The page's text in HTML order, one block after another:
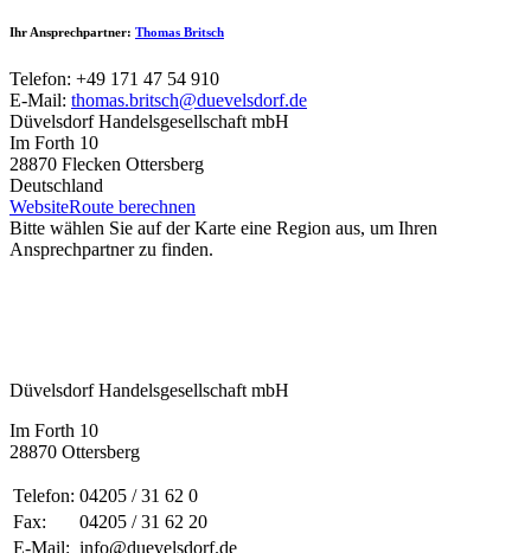
Ihr Ansprechpartner: Thomas Britsch
Telefon: +49 171 47 54 910
E-Mail: thomas.britsch@duevelsdorf.de
Düvelsdorf Handelsgesellschaft mbH
Im Forth 10
28870 Flecken Ottersberg
Deutschland
WebsiteRoute berechnen
Bitte wählen Sie auf der Karte eine Region aus, um Ihren
Ansprechpartner zu finden.
Düvelsdorf Handelsgesellschaft mbH
Im Forth 10
28870 Ottersberg
Telefon: 04205 / 31 62 0
Fax:
04205 / 31 62 20
E-Mail: info@duevelsdorf.de